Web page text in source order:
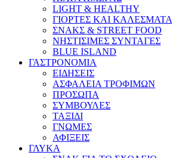
LIGHT & HEALTHY
ΓΙΟΡΤΕΣ ΚΑΙ ΚΑΛΕΣΜΑΤΑ
ΣΝΑΚΣ & STREET FOOD
ΝΗΣΤΙΣΙΜΕΣ ΣΥΝΤΑΓΕΣ
BLUE ISLAND
ΓΑΣΤΡΟΝΟΜΙΑ
ΕΙΔΗΣΕΙΣ
ΑΣΦΑΛΕΙΑ ΤΡΟΦΙΜΩΝ
ΠΡΟΣΩΠΑ
ΣΥΜΒΟΥΛΕΣ
ΤΑΞΙΔΙ
ΓΝΩΜΕΣ
ΑΦΙΞΕΙΣ
ΓΛΥΚΑ